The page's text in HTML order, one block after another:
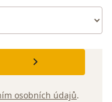
osobních údajů.